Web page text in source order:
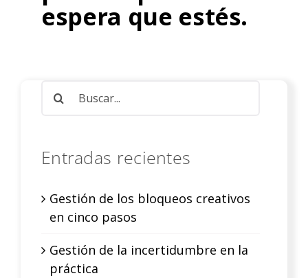
espera que estés.
Entradas recientes
Gestión de los bloqueos creativos
en cinco pasos
Gestión de la incertidumbre en la
práctica